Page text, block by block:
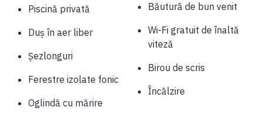
Piscină privată
Duș în aer liber
Șezlonguri
Ferestre izolate fonic
Oglindă cu mărire
Băutură de bun venit
Wi-Fi gratuit de înaltă
viteză
Birou de scris
Încălzire